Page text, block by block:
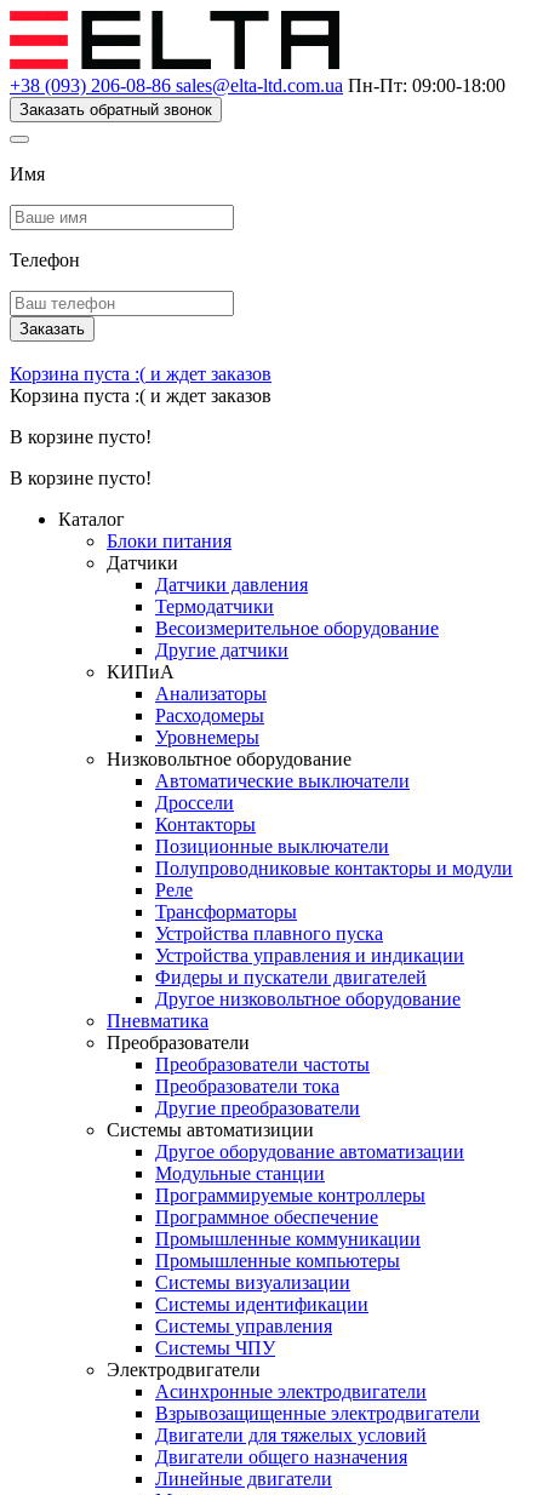
+38 (093) 206-08-86 sales@elta-ltd.com.ua Пн-Пт: 09:00-18:00
Заказать обратный звонок
Имя
Телефон
Заказать
Корзина пуста :( и ждет заказов
Корзина пуста :( и ждет заказов
В корзине пусто!
В корзине пусто!
Каталог
Блоки питания
Датчики
Датчики давления
Термодатчики
Весоизмерительное оборудование
Другие датчики
КИПиА
Анализаторы
Расходомеры
Уровнемеры
Низковольтное оборудование
Автоматические выключатели
Дроссели
Контакторы
Позиционные выключатели
Полупроводниковые контакторы и модули
Реле
Трансформаторы
Устройства плавного пуска
Устройства управления и индикации
Фидеры и пускатели двигателей
Другое низковольтное оборудование
Пневматика
Преобразователи
Преобразователи частоты
Преобразователи тока
Другие преобразователи
Системы автоматизиции
Другое оборудование автоматизации
Модульные станции
Программируемые контроллеры
Программное обеспечение
Промышленные коммуникации
Промышленные компьютеры
Системы визуализации
Системы идентификации
Системы управления
Системы ЧПУ
Электродвигатели
Асинхронные электродвигатели
Взрывозащищенные электродвигатели
Двигатели для тяжелых условий
Двигатели общего назначения
Линейные двигатели